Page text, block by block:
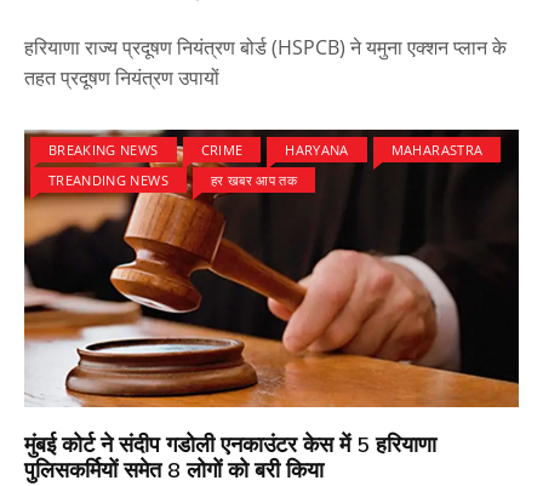
हरियाणा राज्य प्रदूषण नियंत्रण बोर्ड (HSPCB) ने यमुना एक्शन प्लान के
तहत प्रदूषण नियंत्रण उपायों
BREAKING NEWS CRIME HARYANA
MAHARASTRA
TREANDING NEWS
हर खबर आप तक
मुंबई कोर्ट ने संदीप गडोली एनकाउंटर केस में 5 हरियाणा
पुलिसकर्मियों समेत 8 लोगों को बरी किया